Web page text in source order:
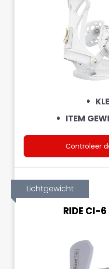
ITEM
Controleer
Lichtgewicht
RIDE Cl-